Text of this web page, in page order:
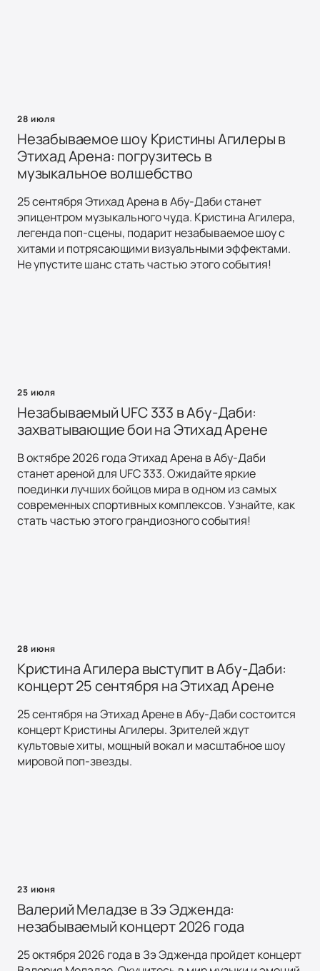
28 июля
Незабываемое шоу Кристины Агилеры в
Этихад Арена: погрузитесь в
музыкальное волшебство
25 сентября Этихад Арена в Абу-Даби станет
эпицентром музыкального чуда. Кристина Агилера,
легенда поп-сцены, подарит незабываемое шоу с
хитами и потрясающими визуальными эффектами.
Не упустите шанс стать частью этого события!
25 июля
Незабываемый UFC 333 в Абу-Даби:
захватывающие бои на Этихад Арене
В октябре 2026 года Этихад Арена в Абу-Даби
станет ареной для UFC 333. Ожидайте яркие
поединки лучших бойцов мира в одном из самых
современных спортивных комплексов. Узнайте, как
стать частью этого грандиозного события!
28 июня
Кристина Агилера выступит в Абу-Даби:
концерт 25 сентября на Этихад Арене
25 сентября на Этихад Арене в Абу-Даби состоится
концерт Кристины Агилеры. Зрителей ждут
культовые хиты, мощный вокал и масштабное шоу
мировой поп-звезды.
23 июня
Валерий Меладзе в Зэ Эдженда:
незабываемый концерт 2026 года
25 октября 2026 года в Зэ Эдженда пройдет концерт